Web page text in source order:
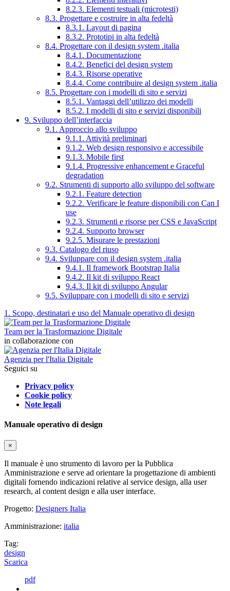
8.2.3. Elementi testuali (microtesti)
8.3. Progettare e costruire in alta fedeltà
8.3.1. Layout di pagina
8.3.2. Prototipi in alta fedeltà
8.4. Progettare con il design system .italia
8.4.1. Documentazione
8.4.2. Benefici del design system
8.4.3. Risorse operative
8.4.4. Come contribuire al design system .italia
8.5. Progettare con i modelli di sito e servizi
8.5.1. Vantaggi dell’utilizzo dei modelli
8.5.2. I modelli di sito e servizi disponibili
9. Sviluppo dell’interfaccia
9.1. Approccio allo sviluppo
9.1.1. Attività preliminari
9.1.2. Web design responsivo e accessibile
9.1.3. Mobile first
9.1.4. Progressive enhancement e Graceful
degradation
9.2. Strumenti di supporto allo sviluppo del software
9.2.1. Feature detection
9.2.2. Verificare le feature disponibili con Can I
use
9.2.3. Strumenti e risorse per CSS e JavaScript
9.2.4. Supporto browser
9.2.5. Misurare le prestazioni
9.3. Catalogo del riuso
9.4. Sviluppare con il design system .italia
9.4.1. Il framework Bootstrap Italia
9.4.2. Il kit di sviluppo React
9.4.3. Il kit di sviluppo Angular
9.5. Sviluppare con i modelli di sito e servizi
1. Scopo, destinatari e uso del Manuale operativo di design
Team per la Trasformazione Digitale
in collaborazione con
Agenzia per l'Italia Digitale
Seguici su
Privacy policy
Cookie policy
Note legali
Manuale operativo di design
×
Il manuale è uno strumento di lavoro per la Pubblica
Amministrazione e serve ad orientare la progettazione di ambienti
digitali fornendo indicazioni relative al service design, alla user
research, al content design e alla user interface.
Progetto: Designers Italia
Amministrazione: italia
Tag:
design
Scarica
pdf